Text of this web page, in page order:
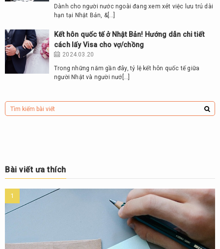
Dành cho người nước ngoài đang xem xét việc lưu trú dài
hạn tại Nhật Bản, &[…]
Kết hôn quốc tế ở Nhật Bản! Hướng dẫn chi tiết
cách lấy Visa cho vợ/chồng
2024.03.20
Trong những năm gần đây, tỷ lệ kết hôn quốc tế giữa
người Nhật và người nướ[…]
Bài viết ưa thích